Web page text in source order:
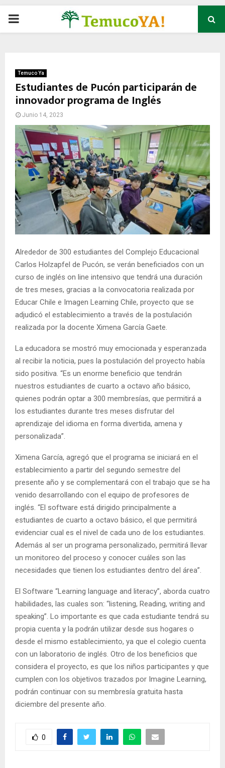
P
M
A
R
Y
M
E
N
U
Temuco Ya
Estudiantes de Pucón participarán de
innovador programa de Inglés
Junio 14, 2023
Alrededor de 300 estudiantes del Complejo Educacional
Carlos Holzapfel de Pucón, se verán beneficiados con un
curso de inglés on line intensivo que tendrá una duración
de tres meses, gracias a la convocatoria realizada por
Educar Chile e Imagen Learning Chile, proyecto que se
adjudicó el establecimiento a través de la postulación
realizada por la docente Ximena García Gaete.
La educadora se mostró muy emocionada y esperanzada
al recibir la noticia, pues la postulación del proyecto había
sido positiva. “Es un enorme beneficio que tendrán
nuestros estudiantes de cuarto a octavo año básico,
quienes podrán optar a 300 membresías, que permitirá a
los estudiantes durante tres meses disfrutar del
aprendizaje del idioma en forma divertida, amena y
personalizada”.
Ximena García, agregó que el programa se iniciará en el
establecimiento a partir del segundo semestre del
presente año y se complementará con el trabajo que se ha
venido desarrollando con el equipo de profesores de
inglés. “El software está dirigido principalmente a
estudiantes de cuarto a octavo básico, el que permitirá
evidenciar cual es el nivel de cada uno de los estudiantes.
Además al ser un programa personalizado, permitirá llevar
un monitoreo del proceso y conocer cuáles son las
necesidades que tienen los estudiantes dentro del área”.
El Software “Learning language and literacy”, aborda cuatro
habilidades, las cuales son: “listening, Reading, writing and
speaking”. Lo importante es que cada estudiante tendrá su
propia cuenta y la podrán utilizar desde sus hogares o
desde el mismo establecimiento, ya que el colegio cuenta
con un laboratorio de inglés. Otro de los beneficios que
considera el proyecto, es que los niños participantes y que
cumplen con los objetivos trazados por Imagine Learning,
podrán continuar con su membresía gratuita hasta
diciembre del presente año.
0